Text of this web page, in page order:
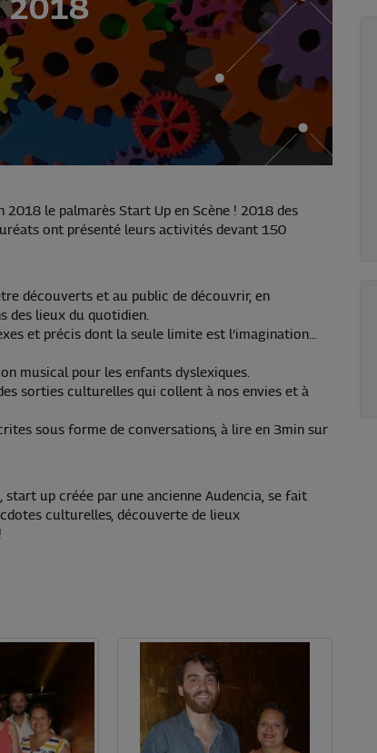
2018
le palmarès Start Up en Scène ! 2018 des
ont présenté leurs activités devant 150
découverts et au public de découvrir, en
des lieux du quotidien.
et précis dont la seule limite est l’imagination…
musical pour les enfants dyslexiques.
sorties culturelles qui collent à nos envies et à
sous forme de conversations, à lire en 3min sur
, start up créée par une ancienne Audencia, se fait
culturelles, découverte de lieux